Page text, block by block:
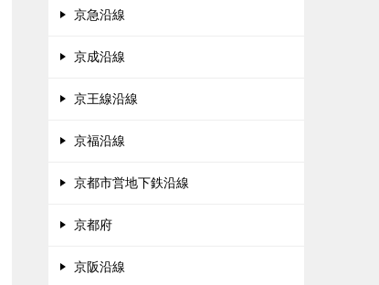
京急沿線
京成沿線
京王線沿線
京福沿線
京都市営地下鉄沿線
京都府
京阪沿線